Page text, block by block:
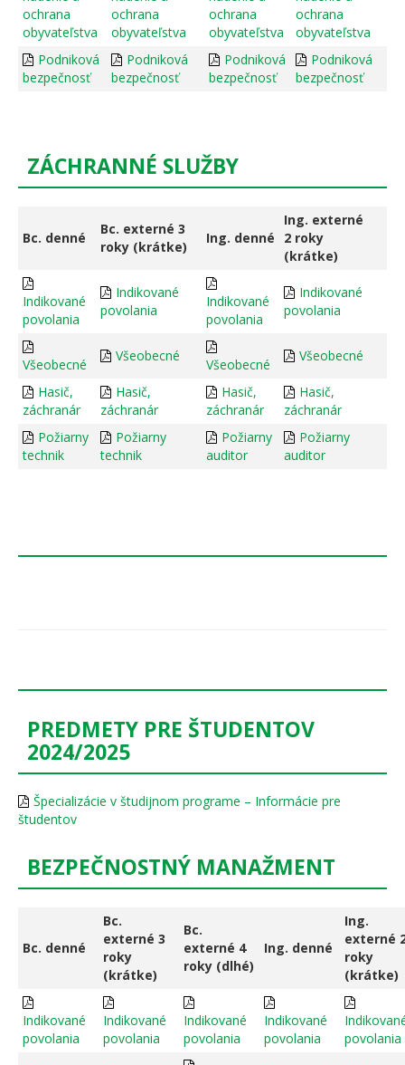
ochrana
obyvateľstva
ochrana
obyvateľstva
ochrana
obyvateľstva
ochrana
obyvateľstva
Podniková
bezpečnosť
Podniková
bezpečnosť
Podniková
bezpečnosť
Podniková
bezpečnosť
ZÁCHRANNÉ SLUŽBY
Bc. denné
Bc. externé 3
roky (krátke)
Ing. denné
Ing. externé
2 roky
(krátke)
Indikované
povolania
Indikované
povolania
Indikované
povolania
Indikované
povolania
Všeobecné
Všeobecné
Všeobecné
Všeobecné
Hasič,
záchranár
Hasič,
záchranár
Hasič,
záchranár
Hasič,
záchranár
Požiarny
technik
Požiarny
technik
Požiarny
auditor
Požiarny
auditor
PREDMETY PRE ŠTUDENTOV
2024/2025
Špecializácie v študijnom programe – Informácie pre
študentov
BEZPEČNOSTNÝ MANAŽMENT
Bc. denné
Bc.
externé 3
roky
(krátke)
Bc.
externé 4
roky (dlhé)
Ing. denné
Ing.
externé
roky
(krátke)
Indikované
povolania
Indikované
povolania
Indikované
povolania
Indikované
povolania
povolania